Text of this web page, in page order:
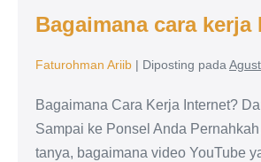
Bagaimana cara kerja
Faturohman Ariib | Diposting pada
Bagaimana Cara Kerja Internet?
Sampai ke Ponsel Anda
tanya, bagaimana video YouTube